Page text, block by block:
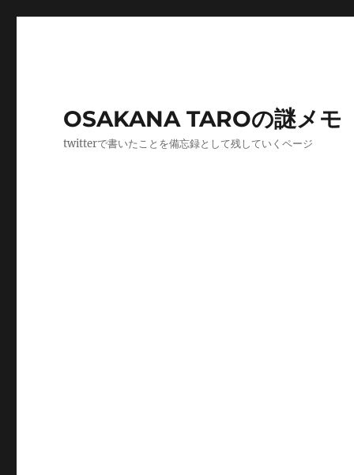
OSAKANA TAROの謎メモ
twitterで書いたことを備忘録として残していくページ